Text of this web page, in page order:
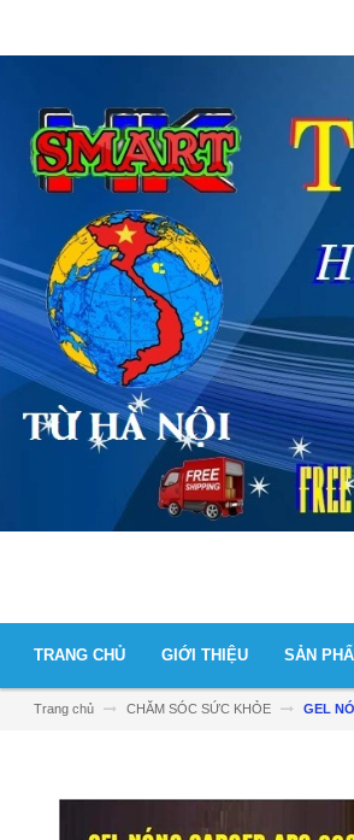
TRANG CHỦ GIỚI THIỆU SẢN
Trang chủ CHĂM SÓC SỨC KHỎE GEL